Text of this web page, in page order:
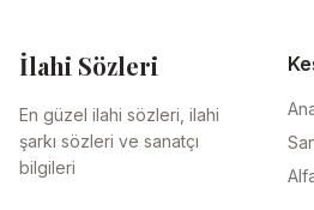
İlahi Sözleri
En güzel ilahi sözleri, ilahi
şarkı sözleri ve sanatçı
bilgileri